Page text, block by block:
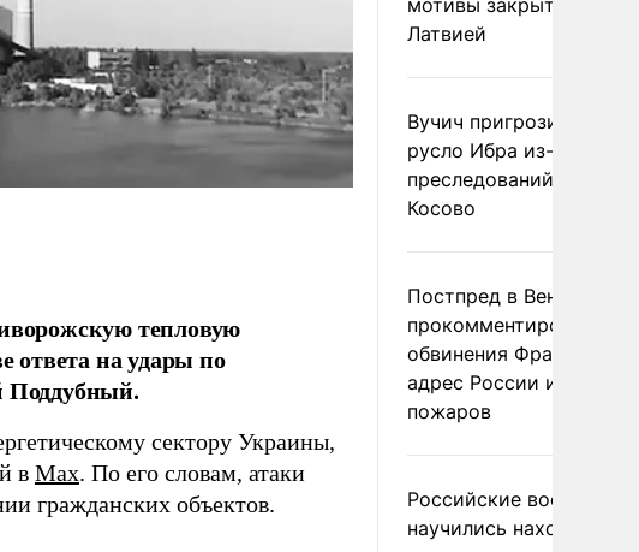
тепловую
ответа на удары по
Поддубный.
сектору Украины,
в Max. По его словам, атаки
гражданских объектов.
мотивы закрытия
Латвией
Вучич пригрозил
русло Ибра из-за
преследований сербов
Косово
Постпред в Вене
прокомментировал
обвинения Франции в
адрес России из-за
пожаров
Российские военные
научились находить